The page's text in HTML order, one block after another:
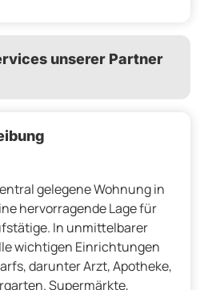
unserer Partner
gelegene Wohnung in
hervorragende Lage für
In unmittelbarer
wichtigen Einrichtungen
darunter Arzt, Apotheke,
Supermärkte,